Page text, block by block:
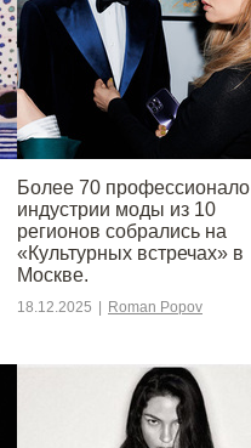
Более 70
индустрии моды из 10
регионов собрались на
«Культурных встречах» в
Москве.
18.12.2025 Roman Popov